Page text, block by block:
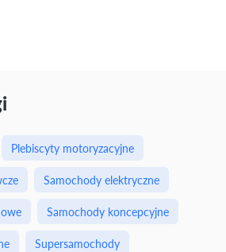
Plebiscyty motoryzacyjne
Samochody elektryczne
Samochody koncepcyjne
Supersamochody